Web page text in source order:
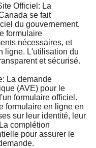
Officiel: La
se fait
du gouvernement.
formulaire
nécessaires, et
ligne. L'utilisation du
et sécurisé.
La demande
(AVE) pour le
formulaire officiel.
formulaire en ligne en
sur leur identité, leur
complétion
pour assurer le